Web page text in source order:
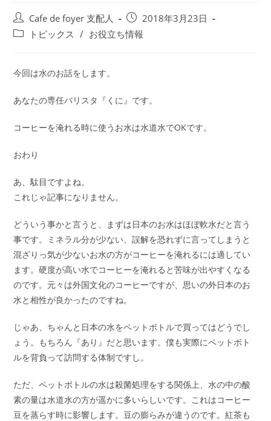
投
稿
Cafe de foyer 支配人
投
稿
2018年3月23日
投
テ
リ
トピックス / お役立ち情報
今回は水のお話をします。
あなたの専任バリスタ『くに』です。
コーヒーを淹れる時に使うお水は水道水でOKです。
おわり
あ、駄目ですよね。
これじゃ記事になりません。
どういう事かと言うと、まずは日本のお水はほぼ軟水だと言う
事です。ミネラル分が少ない、誤解を恐れずに言ってしまうと
混ざりっ気が少ないお水の方がコーヒーを淹れるには適してい
ます。硬度が高い水でコーヒーを淹れると苦味が出やすくなる
のです。元々は外国文化のコーヒーですが、思いの外日本のお
水と相性が良かったのですね。
じゃあ、ちゃんと日本の水をペットボトルで買ってはどうでし
ょう。もちろん『あり』だと思います。僕も実際にペットボト
ルを背負って訪問する体制ですし。
ただ、ペットボトルの水は殺菌処理をする関係上、水の中の酸
素の量は水道水の方が遥かに多いらしいです。これはコーヒー
豆を蒸らす時に影響します。豆の膨らみが違うのです。紅茶も